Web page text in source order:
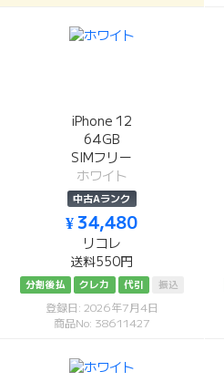
iPhone 12
64GB
SIMフリー
ホワイト
中古Aランク
¥ 34,480
リコレ
送料550円
分割後払 クレカ 代引 振込
登録日: 2026年7月4日
商品No: 38611427